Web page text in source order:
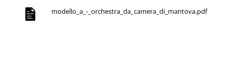
modello_a_-_orchestra_da_camera_di_mantova.pdf